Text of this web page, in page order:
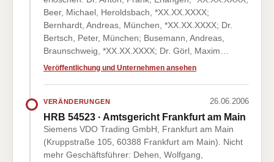
Beer, Michael, Heroldsbach, *XX.XX.XXXX;
Bernhardt, Andreas, München, *XX.XX.XXXX; Dr.
Bertsch, Peter, München; Busemann, Andreas,
Braunschweig, *XX.XX.XXXX; Dr. Görl, Maxim…
Veröffentlichung und Unternehmen ansehen
VERÄNDERUNGEN 26.06.2006
HRB 54523 · Amtsgericht Frankfurt am Main
Siemens VDO Trading GmbH, Frankfurt am Main
(Kruppstraße 105, 60388 Frankfurt am Main). Nicht
mehr Geschäftsführer: Dehen, Wolfgang,